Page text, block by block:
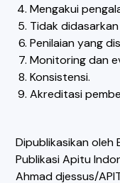
Mengakui
Tidak
Penilaian yang
Monitoring dan
Konsistensi.
Akreditasi
Dipublikasikan oleh
Publikasi Apitu
Ahmad djessus/